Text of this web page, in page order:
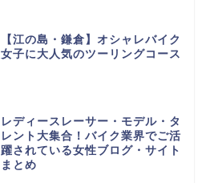
【江の島・鎌倉】オシャレバイク
女子に大人気のツーリングコース
レディースレーサー・モデル・タ
レント大集合！バイク業界でご活
躍されている女性ブログ・サイト
まとめ